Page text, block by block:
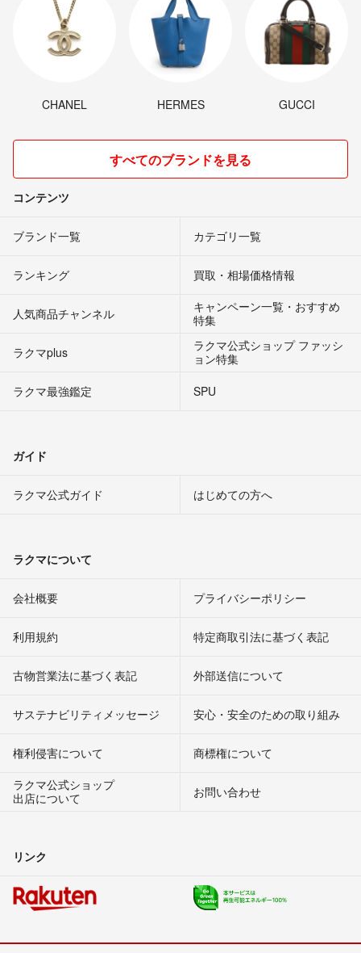
CHANEL HERMES GUCCI
すべてのブランドを見る
コンテンツ
ブランド一覧 カテゴリ一覧
ランキング 買取・相場価格情報
人気商品チャンネル
キャンペーン一覧・おすすめ
特集
ラクマplus
ラクマ公式ショップ ファッシ
ョン特集
ラクマ最強鑑定
SPU
ガイド
ラクマ公式ガイド はじめての方へ
ラクマについて
会社概要 プライバシーポリシー
利用規約 特定商取引法に基づく表記
古物営業法に基づく表記 外部送信について
サステナビリティメッセージ 安心・安全のための取り組み
権利侵害について
商標権について
ラクマ公式ショップ
出店について
お問い合わせ
リンク